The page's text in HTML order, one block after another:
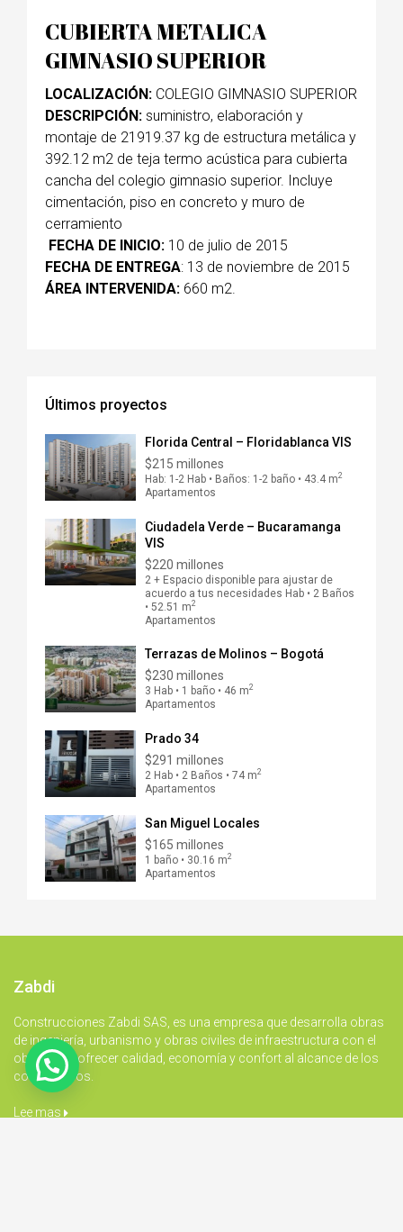
CUBIERTA METALICA
GIMNASIO SUPERIOR
LOCALIZACIÓN: COLEGIO GIMNASIO SUPERIOR
DESCRIPCIÓN: suministro, elaboración y
montaje de 21919.37 kg de estructura metálica y
392.12 m2 de teja termo acústica para cubierta
cancha del colegio gimnasio superior. Incluye
cimentación, piso en concreto y muro de
cerramiento
FECHA DE INICIO: 10 de julio de 2015
FECHA DE ENTREGA: 13 de noviembre de 2015
ÁREA INTERVENIDA: 660 m2.
Últimos proyectos
Florida Central – Floridablanca VIS
$215 millones
Hab: 1-2 Hab • Baños: 1-2 baño • 43.4 m2
Apartamentos
Ciudadela Verde – Bucaramanga
VIS
$220 millones
2 + Espacio disponible para ajustar de
acuerdo a tus necesidades Hab • 2 Baños
• 52.51 m2
Apartamentos
Terrazas de Molinos – Bogotá
$230 millones
3 Hab • 1 baño • 46 m2
Apartamentos
Prado 34
$291 millones
2 Hab • 2 Baños • 74 m2
Apartamentos
San Miguel Locales
$165 millones
1 baño • 30.16 m2
Apartamentos
Zabdi
Construcciones Zabdi SAS, es una empresa que desarrolla obras
de ingeniería, urbanismo y obras civiles de infraestructura con el
objetivo de ofrecer calidad, economía y confort al alcance de los
colombianos.
Lee mas